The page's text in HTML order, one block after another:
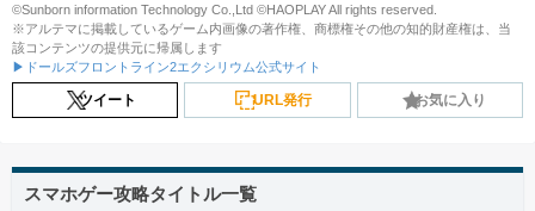
©Sunborn information Technology Co.,Ltd ©HAOPLAY All rights reserved.
※アルテマに掲載しているゲーム内画像の著作権、商標権その他の知的財産権は、当
該コンテンツの提供元に帰属します
▶ドールズフロントライン2エクシリウム公式サイト
ツイート URL発行 お気に入り
スマホゲー攻略タイトル一覧